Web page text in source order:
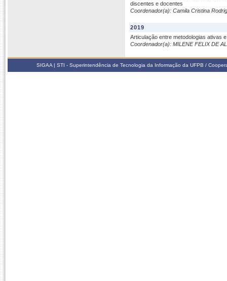
discentes e docentes
Coordenador(a): Camila Cristina
2019
Articulação entre metodologias ativas
Coordenador(a): MILENE FELIX DE
SIGAA | STI - Superintendência de Tecnologia da Informação da UFPB /